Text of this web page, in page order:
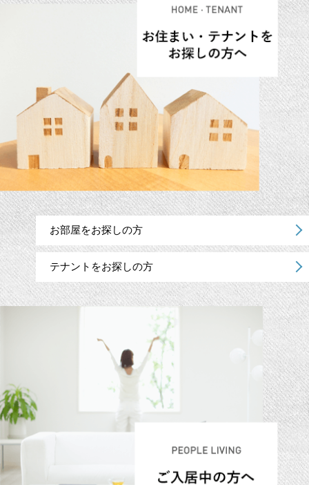
お部屋をお探しの方
テナントをお探しの方